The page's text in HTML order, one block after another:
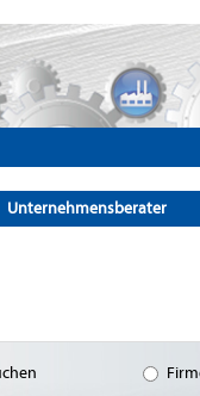
Unternehmensberater